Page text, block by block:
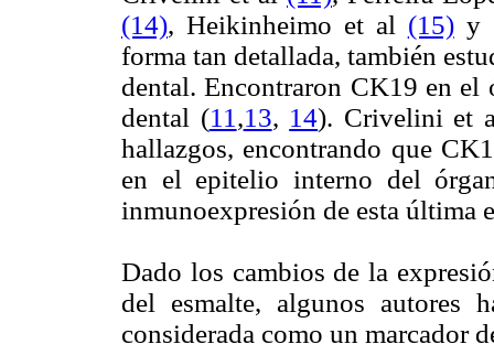
(14), Heikinheimo et al (15)y
forma tan detallada, también
dental. Encontraron CK19 en el
dental (11 ,13, 14). Crivelini et
hallazgos, encontrando que
en el epitelio interno del
inmunoexpresión de esta última
Dado los cambios de la
del esmalte, algunos autores
considerada como un marcador